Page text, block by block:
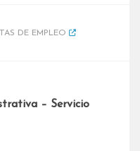
DE EMPLEO
– Servicio